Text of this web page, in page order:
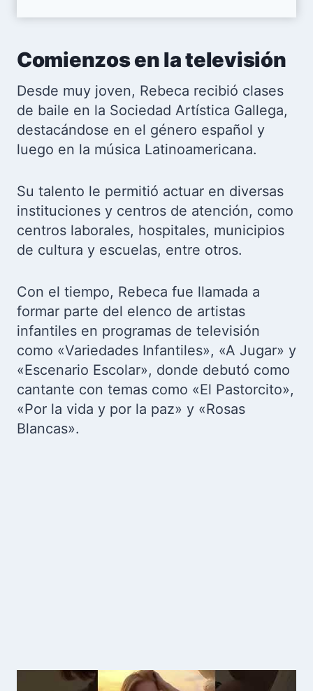
Comienzos en la televisión
Desde muy joven, Rebeca recibió clases
de baile en la Sociedad Artística Gallega,
destacándose en el género español y
luego en la música Latinoamericana.
Su talento le permitió actuar en diversas
instituciones y centros de atención, como
centros laborales, hospitales, municipios
de cultura y escuelas, entre otros.
Con el tiempo, Rebeca fue llamada a
formar parte del elenco de artistas
infantiles en programas de televisión
como «Variedades Infantiles», «A Jugar» y
«Escenario Escolar», donde debutó como
cantante con temas como «El Pastorcito»,
«Por la vida y por la paz» y «Rosas
Blancas».